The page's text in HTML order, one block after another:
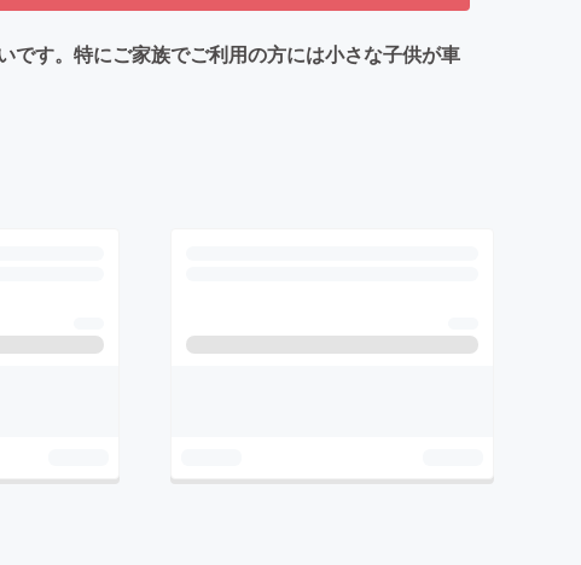
です。特にご家族でご利用の方には小さな子供が車